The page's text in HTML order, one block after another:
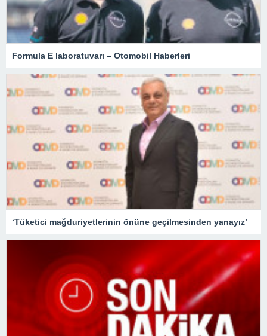
Formula E laboratuvarı – Otomobil Haberleri
‘Tüketici mağduriyetlerinin önüne geçilmesinden yanayız’